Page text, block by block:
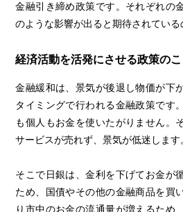
金融引き締め政策です。それぞれの
のような影響が出ると期待されている
経済活動を活発にさせる政策のこ
金融緩和は、景気が後退し物価が下
タイミングで行われる金融政策です
も個人もお金を使いたがりません。
サービスが売れず、景気が低迷します
そこで日銀は、金利を下げてお金が
ため、国債やその他の金融商品を買
り市中のお金の流通量が増えるため